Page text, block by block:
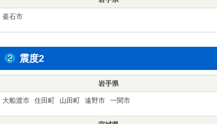
釜石市
震度2
岩手県
大船渡市 住田町 山田町 遠野市 一関市